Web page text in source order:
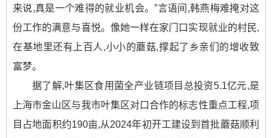
来说,真是一个难得的就业机会。”言语间,韩燕梅难掩对这
份工作的满意与喜悦。像她一样在家门口实现就业的村民,
在基地里还有上百人,小小的蘑菇,撑起了乡亲们的增收致
富梦。
据了解,叶集区食用菌全产业链项目总投资5.1亿元,是
上海市金山区与我市叶集区对口合作的标志性重点工程,项
目占地面积约190亩,从2024年初开工建设到首批蘑菇顺利